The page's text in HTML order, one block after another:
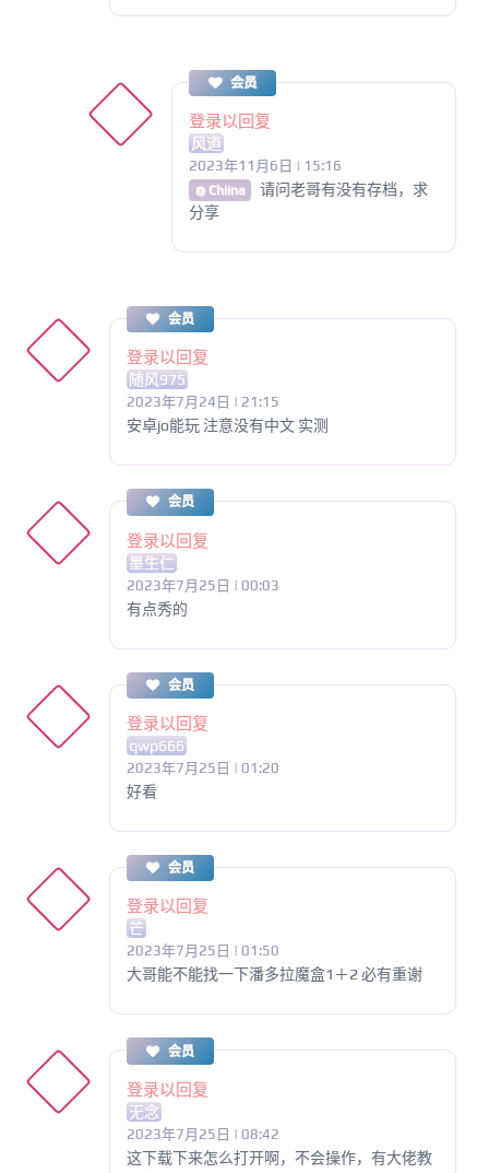
会员
登录以回复
风道
2023年11月6日 | 15:16
@ Chiina
请问老哥有没有存档，求
分享
会员
登录以回复
随风975
2023年7月24日 | 21:15
安卓jo能玩 注意没有中文 实测
会员
登录以回复
墨生仁
2023年7月25日 | 00:03
有点秀的
会员
登录以回复
qwp666
2023年7月25日 | 01:20
好看
会员
登录以回复
芒
2023年7月25日 | 01:50
大哥能不能找一下潘多拉魔盒1＋2 必有重谢
会员
登录以回复
无念
2023年7月25日 | 08:42
这下载下来怎么打开啊，不会操作，有大佬教